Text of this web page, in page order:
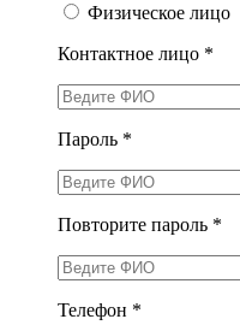
Физическое лицо
Контактное лицо *
Пароль *
Повторите пароль *
Телефон *